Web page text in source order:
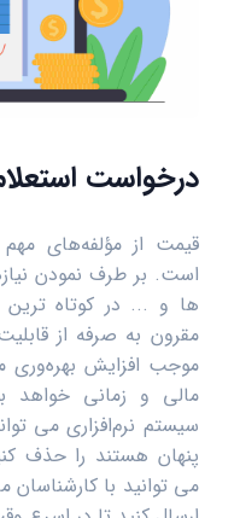
درخواست
قیمت از مؤلفه‌های
است. بر طرف نمودن
ها و ... در کوتاه ترین
مقرون به صرفه از
موجب افزایش بهره‌وری
مالی و زمانی خواهد
سیستم نرم‌افزاری می
پنهان هستند را حذف
می توانید با کارشناسان